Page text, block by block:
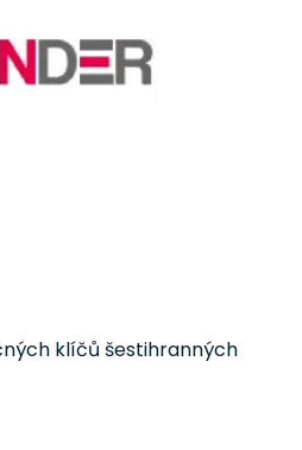
klíčů šestihranných